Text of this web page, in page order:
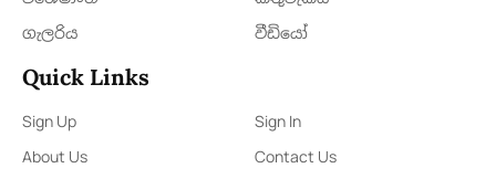
ගැලරිය
වීඩියෝ
Quick Links
Sign Up
Sign In
About Us
Contact Us